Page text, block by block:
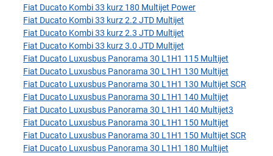
Fiat Ducato Kombi 33 kurz 180 Multijet Power
Fiat Ducato Kombi 33 kurz 2.2 JTD Multijet
Fiat Ducato Kombi 33 kurz 2.3 JTD Multijet
Fiat Ducato Kombi 33 kurz 3.0 JTD Multijet
Fiat Ducato Luxusbus Panorama 30 L1H1 115 Multijet
Fiat Ducato Luxusbus Panorama 30 L1H1 130 Multijet
Fiat Ducato Luxusbus Panorama 30 L1H1 130 Multijet SCR
Fiat Ducato Luxusbus Panorama 30 L1H1 140 Multijet
Fiat Ducato Luxusbus Panorama 30 L1H1 140 Multijet3
Fiat Ducato Luxusbus Panorama 30 L1H1 150 Multijet
Fiat Ducato Luxusbus Panorama 30 L1H1 150 Multijet SCR
Fiat Ducato Luxusbus Panorama 30 L1H1 180 Multijet